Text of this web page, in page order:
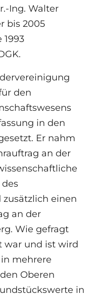
Ing. Walter
bis 2005
den
in den
Er nahm
an der
zusätzlich einen
an der
Wie gefragt
war und ist wird
mehrere
Oberen
in